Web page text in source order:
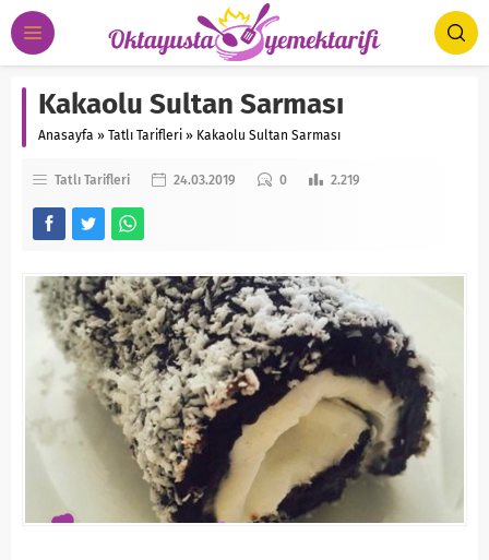
Kakaolu Sultan Sarması
Anasayfa » Tatlı Tarifleri » Kakaolu Sultan Sarması
Tatlı Tarifleri 24.03.2019 0 2.219